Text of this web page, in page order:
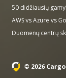
50 didžiausių
AWS vs Azure vs
Duomenų centrų
© 2026